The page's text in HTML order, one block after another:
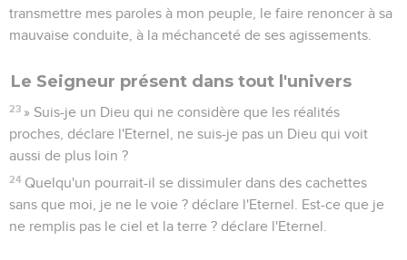
transmettre mes paroles à mon peuple, le faire renoncer à sa
mauvaise conduite, à la méchanceté de ses agissements.
Le Seigneur présent dans tout l'univers
23 » Suis-je un Dieu qui ne considère que les réalités
proches, déclare l'Eternel, ne suis-je pas un Dieu qui voit
aussi de plus loin ?
24 Quelqu'un pourrait-il se dissimuler dans des cachettes
sans que moi, je ne le voie ? déclare l'Eternel. Est-ce que je
ne remplis pas le ciel et la terre ? déclare l'Eternel.